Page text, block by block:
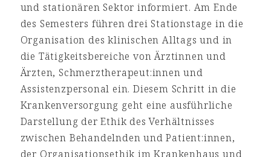
und stationären Sektor informiert. Am Ende
des Semesters führen drei Stationstage in die
Organisation des klinischen Alltags und in
die Tätigkeitsbereiche von Ärztinnen und
Ärzten, Schmerztherapeut:innen und
Assistenzpersonal ein. Diesem Schritt in die
Krankenversorgung geht eine ausführliche
Darstellung der Ethik des Verhältnisses
zwischen Behandelnden und Patient:innen,